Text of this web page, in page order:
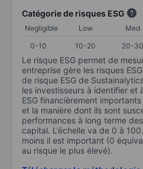
Catégorie de risques ESG
Negligible Low Med
0-10
10-20 20-30
Le risque ESG permet de
entreprise gère les risques
de risque ESG de
les investisseurs à identifier et
ESG financièrement
et la manière dont ils sont
performances à long terme
capital. L’échelle va de 0 à
moins il est important (0
au risque le plus élevé).